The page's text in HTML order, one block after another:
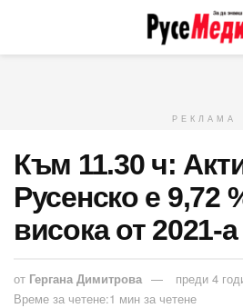
РЕКЛАМА
Към 11.30 ч:
Русенско е 9,72
висока от
от Гергана Димитрова
преди 4
Време за четене:1 мин за четене